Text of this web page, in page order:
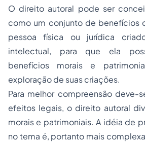
O direito autoral pode ser
como um conjunto de benefícios
pessoa física ou jurídica
intelectual, para que ela
benefícios morais e
exploração de suas criações.
Para melhor compreensão deve-
efeitos legais, o direito autoral
morais e patrimoniais. A idéia de
no tema é, portanto mais